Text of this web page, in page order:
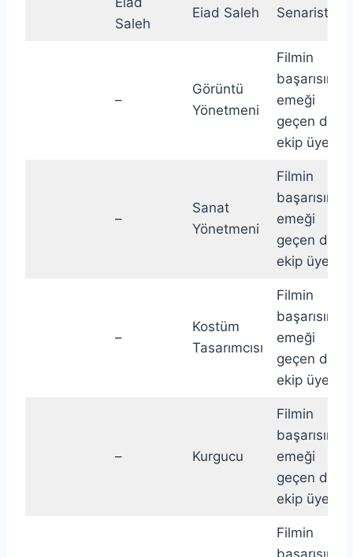
Saleh
Eiad Saleh Senarist
–
Görüntü
Yönetmeni
Filmin
başarısında
emeği
geçen diğer
ekip üyeleri.
–
Sanat
Yönetmeni
Filmin
başarısında
emeği
geçen diğer
ekip üyeleri.
–
Kostüm
Tasarımcısı
Filmin
başarısında
emeği
geçen diğer
ekip üyeleri.
– Kurgucu
Filmin
başarısında
emeği
geçen diğer
ekip üyeleri.
Filmin
başarısında